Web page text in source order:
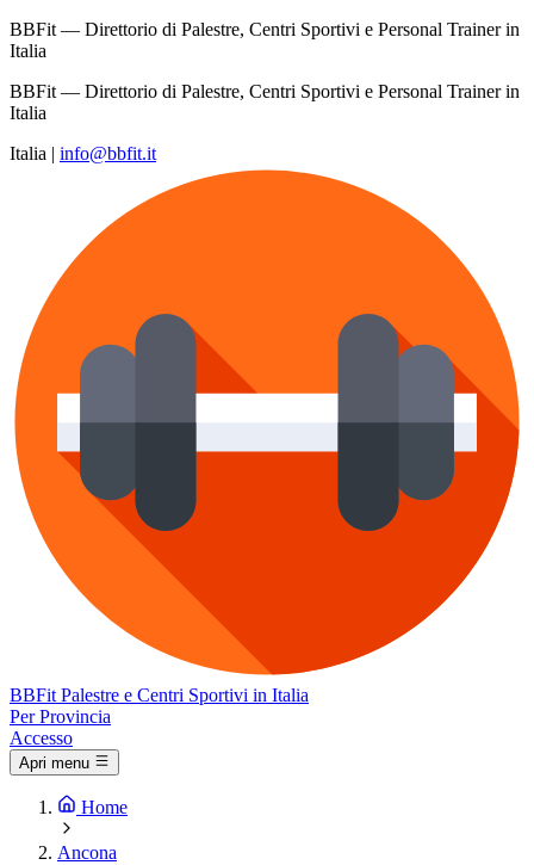
BBFit — Direttorio di Palestre, Centri Sportivi e Personal Trainer in
Italia
BBFit — Direttorio di Palestre, Centri Sportivi e Personal Trainer in
Italia
Italia | info@bbfit.it
BBFit Palestre e Centri Sportivi in Italia
Per Provincia
Accesso
Apri menu
Home
Ancona